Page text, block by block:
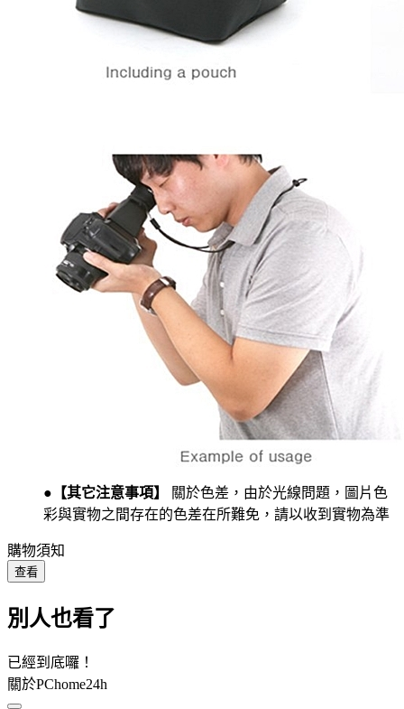
●【其它注意事項】
關於色差，由於光線問題，圖片色
彩與實物之間存在的色差在所難免，請以收到實物為準
購物須知
查看
別人也看了
已經到底囉！
關於PChome24h